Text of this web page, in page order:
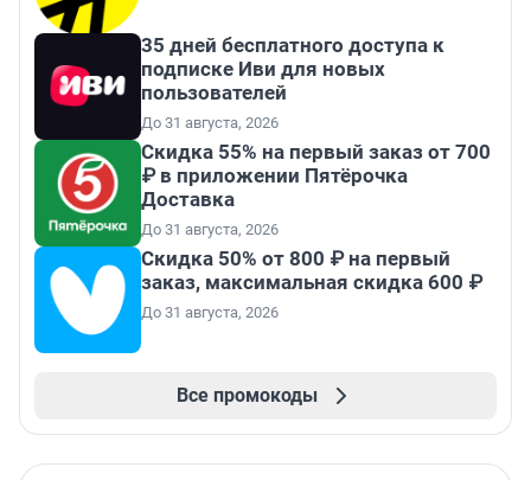
35 дней бесплатного доступа к
подписке Иви для новых
пользователей
До 31 августа, 2026
Скидка 55% на первый заказ от 700
₽ в приложении Пятёрочка
Доставка
До 31 августа, 2026
Скидка 50% от 800 ₽ на первый
заказ, максимальная скидка 600 ₽
До 31 августа, 2026
Все промокоды